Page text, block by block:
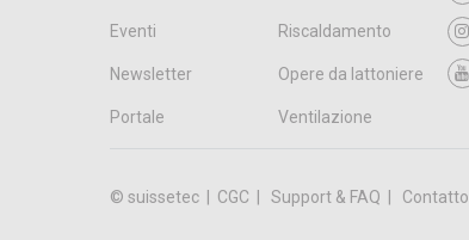
Eventi Riscaldamento
Newsletter Opere da lattoniere
Portale Ventilazione
© suissetec | CGC Support & FAQ Contatto